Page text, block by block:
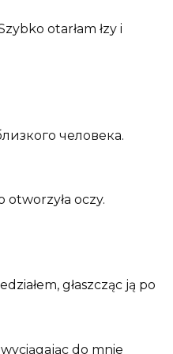
otarłam łzy i
otworzyła oczy.
głaszcząc ją po
do mnie